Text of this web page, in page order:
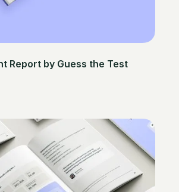
Report by Guess the Test